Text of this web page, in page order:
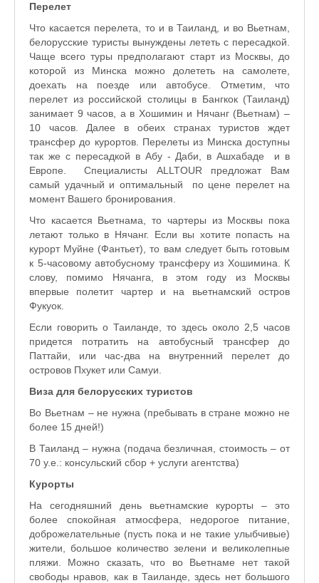
Перелет
Что касается перелета, то и в Таиланд, и во Вьетнам,
белорусские туристы вынуждены лететь с пересадкой.
Чаще всего туры предполагают старт из Москвы, до
которой из Минска можно долететь на самолете,
доехать на поезде или автобусе. Отметим, что
перелет из российской столицы в Бангкок (Таиланд)
занимает 9 часов, а в Хошимин и Нячанг (Вьетнам) –
10 часов. Далее в обеих странах туристов ждет
трансфер до курортов. Перелеты из Минска доступны
так же с пересадкой в Абу - Даби, в Ашхабаде и в
Европе. Специалисты ALLTOUR предложат Вам
самый удачный и оптимальный по цене перелет на
момент Вашего бронирования.
Что касается Вьетнама, то чартеры из Москвы пока
летают только в Нячанг. Если вы хотите попасть на
курорт Муйне (Фантьет), то вам следует быть готовым
к 5-часовому автобусному трансферу из Хошимина. К
слову, помимо Нячанга, в этом году из Москвы
впервые полетит чартер и на вьетнамский остров
Фукуок.
Если говорить о Таиланде, то здесь около 2,5 часов
придется потратить на автобусный трансфер до
Паттайи, или час-два на внутренний перелет до
островов Пхукет или Самуи.
Виза для белорусских туристов
Во Вьетнам – не нужна (пребывать в стране можно не
более 15 дней!)
В Таиланд – нужна (подача безличная, стоимость – от
70 у.е.: консульский сбор + услуги агентства)
Курорты
На сегодняшний день вьетнамские курорты – это
более спокойная атмосфера, недорогое питание,
доброжелательные (пусть пока и не такие улыбчивые)
жители, большое количество зелени и великолепные
пляжи. Можно сказать, что во Вьетнаме нет такой
свободы нравов, как в Таиланде, здесь нет большого